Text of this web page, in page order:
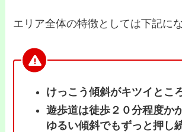
エリア全体の特徴としては下記に
けっこう傾斜がキツイとこ
遊歩道は徒歩２０分程度か
ゆるい傾斜でもずっと押し